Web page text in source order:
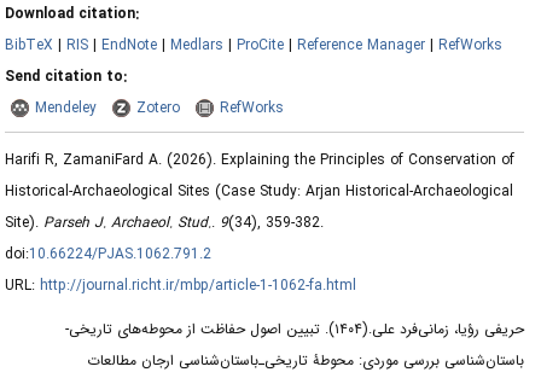
Download citation:
BibTeX |RIS |EndNote |Medlars |ProCite |Reference Manager |RefWorks
Send citation to:
Mendeley
Zotero RefWorks
Harifi R, ZamaniFard A.(2026).Explaining the Principles of Conservation of
Historical-Archaeological Sites (Case Study: Arjan Historical-Archaeological
Site).Parseh J. Archaeol. Stud..9(34), 359-382.
doi:10.66224/PJAS.1062.791.2
URL:http://journal.richt.ir/mbp/article-1-1062-fa.html
حریفی رؤیا، زمانی‌فرد علی.(۱۴۰۴).
تبیین اصول حفاظت از محوطه‌های تاریخی‌-‌
باستان‌شناسی بررسی موردی: محوطۀ تاریخی‌ـ‌باستان‌شناسی ارجان مطالعات